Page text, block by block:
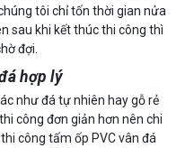
tôi chỉ tốn thời gian nửa
sau khi kết thúc thi công thì
đợi.
hợp lý
như đá tự nhiên hay gỗ rẻ
công đơn giản hơn nên chi
công tấm ốp PVC vân đá